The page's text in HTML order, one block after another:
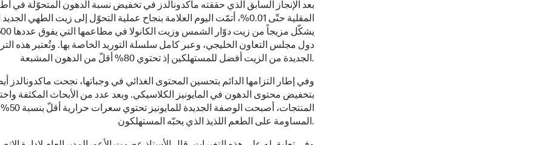
بعد الإنجاز السابق الذي حققته ماكدونالدز في تخفيض نسبة الدهون المتحوّلة في
المقلية حتّى 0.01%، أتمّت اليوم العلامة بنجاح عملية التحوّل إلى زيت الطهي
دول مجلس التعاون الخليجي، وعبر كامل سلسلة التوريد الخاصة بها. وتُعتبر هذه
الجديدة من الزيت أفضل للمستهلكين إذ تحتوي 80% أقلّ من الدهون المشبعة.
وفي إطار التزامها الدائم بتحسين المحتوى الغذائي في وجباتها، نجحت ماكدونالدز
بتخفيض محتوى الدهون في المايونيز الكلاسيكي. وبعد عدد من الأبحاث المكثفة
المنتجات، أصبحت
المساومة على الطعم اللذيذ الذي يحبّه المستهلكون.